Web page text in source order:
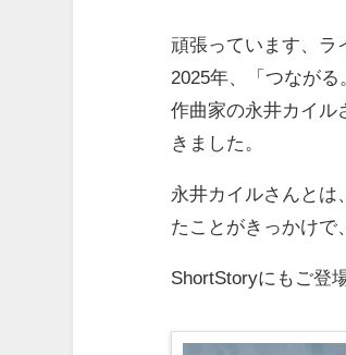
頑張っています、ラ
2025年、「つなが
作曲家の永井カイル
きました。
永井カイルさんとは
たことがきっかけで
ShortStoryにもご登